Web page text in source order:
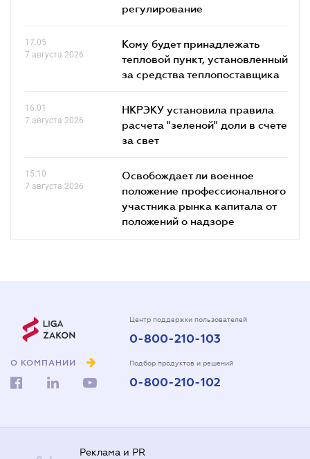
регулирование
17.05
7 августа 2026
Кому будет принадлежать
тепловой пункт, установленный
за средства теплопоставщика
16.01
7 августа 2026
НКРЭКУ установила правила
расчета "зеленой" доли в счете
за свет
15.10
7 августа 2026
Освобождает ли военное
положение профессионального
участника рынка капитала от
положений о надзоре
О КОМПАНИИ
Центр поддержки пользователей
0-800-210-103
Подбор продуктов и решений
0-800-210-102
Реклама и PR